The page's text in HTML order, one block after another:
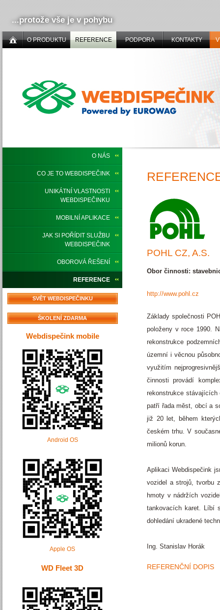
...protože vše je v pohybu
O PRODUKTU REFERENCE PODPORA KONTAKTY
O NÁS
CO JE TO WEBDISPEČINK
UNIKÁTNÍ VLASTNOSTI
WEBDISPEČINKU
MOBILNÍ APLIKACE
JAK SI POŘÍDIT SLUŽBU
WEBDISPEČINK
OBOROVÁ ŘEŠENÍ
REFERENCE
SVĚT WEBDISPEČINKU
ŠKOLENÍ ZDARMA
Webdispečink mobile
Android OS
Apple OS
WD Fleet 3D
POHL CZ, A.S.
Obor činnosti:
http://www.pohl.cz
Základy společnosti
položeny v roce 1990.
rekonstrukce
územní i věcnou
využitím
činnosti provádí
rekonstrukce
patří řada měst, obcí a
již 20 let, během
českém trhu. V
milionů korun.
Aplikaci Webdispečink
vozidel a strojů, tvorbu
hmoty v nádržích
tankovacích karet. Líbí
dohledání ukradené
Ing. Stanislav Horák
REFERENČNÍ DOPIS